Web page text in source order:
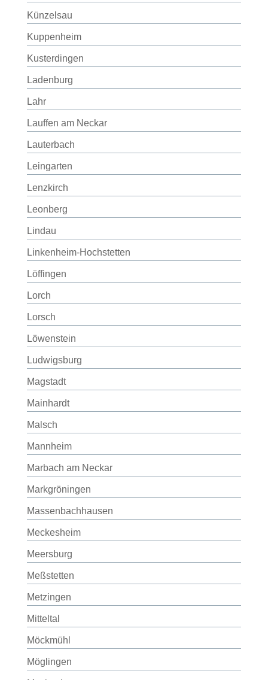
Künzelsau
Kuppenheim
Kusterdingen
Ladenburg
Lahr
Lauffen am Neckar
Lauterbach
Leingarten
Lenzkirch
Leonberg
Lindau
Linkenheim-Hochstetten
Löffingen
Lorch
Lorsch
Löwenstein
Ludwigsburg
Magstadt
Mainhardt
Malsch
Mannheim
Marbach am Neckar
Markgröningen
Massenbachhausen
Meckesheim
Meersburg
Meßstetten
Metzingen
Mitteltal
Möckmühl
Möglingen